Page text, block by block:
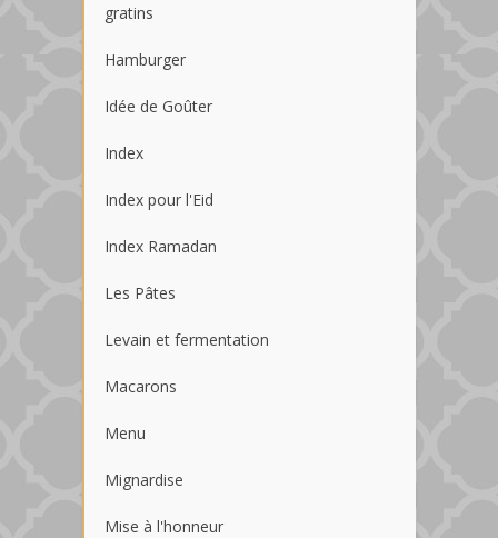
gratins
Hamburger
Idée de Goûter
Index
Index pour l'Eid
Index Ramadan
Les Pâtes
Levain et fermentation
Macarons
Menu
Mignardise
Mise à l'honneur